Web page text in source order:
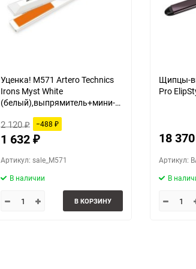
Уценка! M571 Artero Technics
Irons Myst White
(белый),выпрямитель+мини-
2 120₽ −488 ₽
1 632 ₽
Артикул: sale_M571
В наличии
В КОРЗИНУ
Щипцы-
Pro
18 370
Артикул:
В